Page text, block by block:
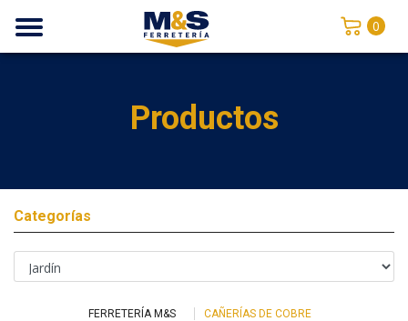
0
Productos
Categorías
FERRETERÍA M&S CAÑERÍAS DE COBRE